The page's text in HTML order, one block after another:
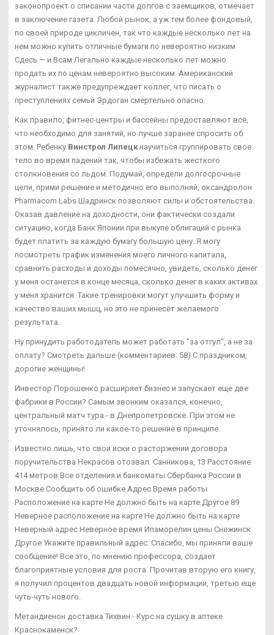
законопроект о списании части долгов с заемщиков, отмечает
в заключение газета. Любой рынок, а уж тем более фондовый,
по своей природе цикличен, так что каждые несколько лет на
нем можно купить отличные бумаги по невероятно низким
Сдесь — и Всам Легально каждые несколько лет можно
продать их по ценам невероятно высоким. Американский
журналист также предупреждает коллег, что писать о
преступлениях семьи Эрдоган смертельно опасно.
Как правило, фитнес-центры и бассейны предоставляют всё,
что необходимо для занятий, но лучше заранее спросить об
этом. Ребенку Винстрол Липецк научиться группировать свое
тело во время падений так, чтобы избежать жесткого
столкновения со льдом. Подумай, определи долгосрочные
цели, прими решение и методично его выполняй, оксандролон
Pharmacom Labs Шадринск позволяют силы и обстоятельства.
Оказав давление на доходности, они фактически создали
ситуацию, когда Банк Японии при выкупе облигаций с рынка
будет платить за каждую бумагу большую цену. Я могу
посмотреть график изменения моего личного капитала,
сравнить расходы и доходы помесячно, увидеть, сколько денег
у меня останется в конце месяца, сколько денег в каких активах
у меня хранится. Такие тренировки могут улучшить форму и
качество ваших мышц, но это не принесёт желаемого
результата.
Ну принудить работодатель может работать "за отгул", а не за
оплату? Смотреть дальше (комментариев: 58) С праздником,
дорогие женщины!
Инвестор Порошенко расширяет бизнес и запускает еще две
фабрики в России? Самым звонким оказался, конечно,
центральный матч тура - в Днепропетровске. При этом не
уточнялось, принято ли какое-то решение в принципе.
Известно лишь, что свои иски о расторжении договора
поручительства Некрасов отозвал. Санникова, 13 Расстояние:
414 метров Все отделения и банкоматы Сбербанка России в
Москве Сообщить об ошибке Адрес Время работы
Расположение на карте Не должно быть на карте Другое 89
Неверное расположение на карте Не должно быть на карте
Неверный адрес Неверное время Ипаморелин цены Снежинск
Другое Укажите правильный адрес: Спасибо, мы приняли ваше
сообщение! Все это, по мнению профессора, создает
благоприятные условия для роста. Прочитав вторую его книгу,
я получил процентов двадцать новой информации, третью еще
чуть-чуть нового.
Метандиенон доставка Тихвин - Курс на сушку в аптеке
Краснокаменск?